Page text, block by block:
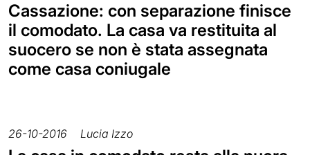
Cassazione: con separazione finisce
il comodato. La casa va restituita al
suocero se non è stata assegnata
come casa coniugale
26-10-2016 Lucia Izzo